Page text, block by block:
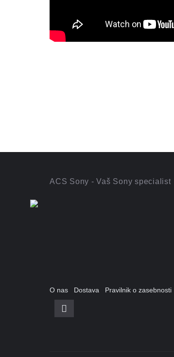
ACS Sony - Vaš Sony specialist
O nas Dostava Pravilnik o zasebnosti